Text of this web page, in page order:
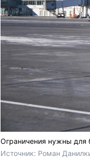
Ограничения нужны для
Источник: Роман